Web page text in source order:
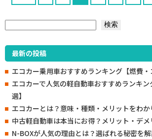
検索
最新の投稿
エコカー乗用車おすすめランキング【燃費・
エコカーで人気の軽自動車おすすめランキ
選】
エコカーとは？意味・種類・メリットをわ
中古軽自動車は本当にお得？メリット・デ
N-BOXが人気の理由とは？選ばれる秘密を